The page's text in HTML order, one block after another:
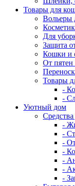
Товары для
Вольеры
Для
Защита
Кошки и
От пятен
Товары
-
-
Уютный дом
-
-
-
-
-
-
-